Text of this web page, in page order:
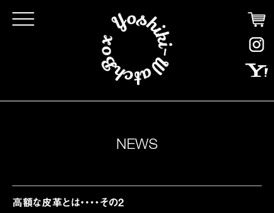
Click
NEWS
高額な皮革とは・・・・その2